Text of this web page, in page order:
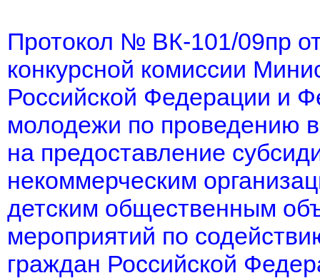
Протокол № ВК-101/09пр
конкурсной комиссии
Российской Федерации и
молодежи по проведению в
на предоставление
некоммерческим
детским общественным
мероприятий по
граждан Российской